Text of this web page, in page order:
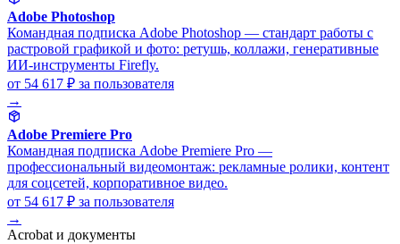
Adobe Photoshop
Командная подписка Adobe Photoshop — стандарт работы с
растровой графикой и фото: ретушь, коллажи, генеративные
ИИ-инструменты Firefly.
от 54 617 ₽ за пользователя
→
Adobe Premiere Pro
Командная подписка Adobe Premiere Pro —
профессиональный видеомонтаж: рекламные ролики, контент
для соцсетей, корпоративное видео.
от 54 617 ₽ за пользователя
→
Acrobat и документы